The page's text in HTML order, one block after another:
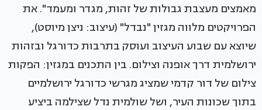
מאמצים מעצבת גבולות של זהות, מגדר ומעמד". את
הפרויקטים מלווה מגזין "נבדל" (עיצוב: ניצן מיוסט),
שיוצא עם שבוע העיצוב ועוסק בתרבות כדורגל ובזהות
ירושלמית דרך אופנה וצילום. בין התכנים במגזין: הפקות
צילום של דור קדמי שמציג מגרשי כדורגל ירושלמיים
בתוך שכונות העיר, ושל שולמית נדל שצילמה ביציע